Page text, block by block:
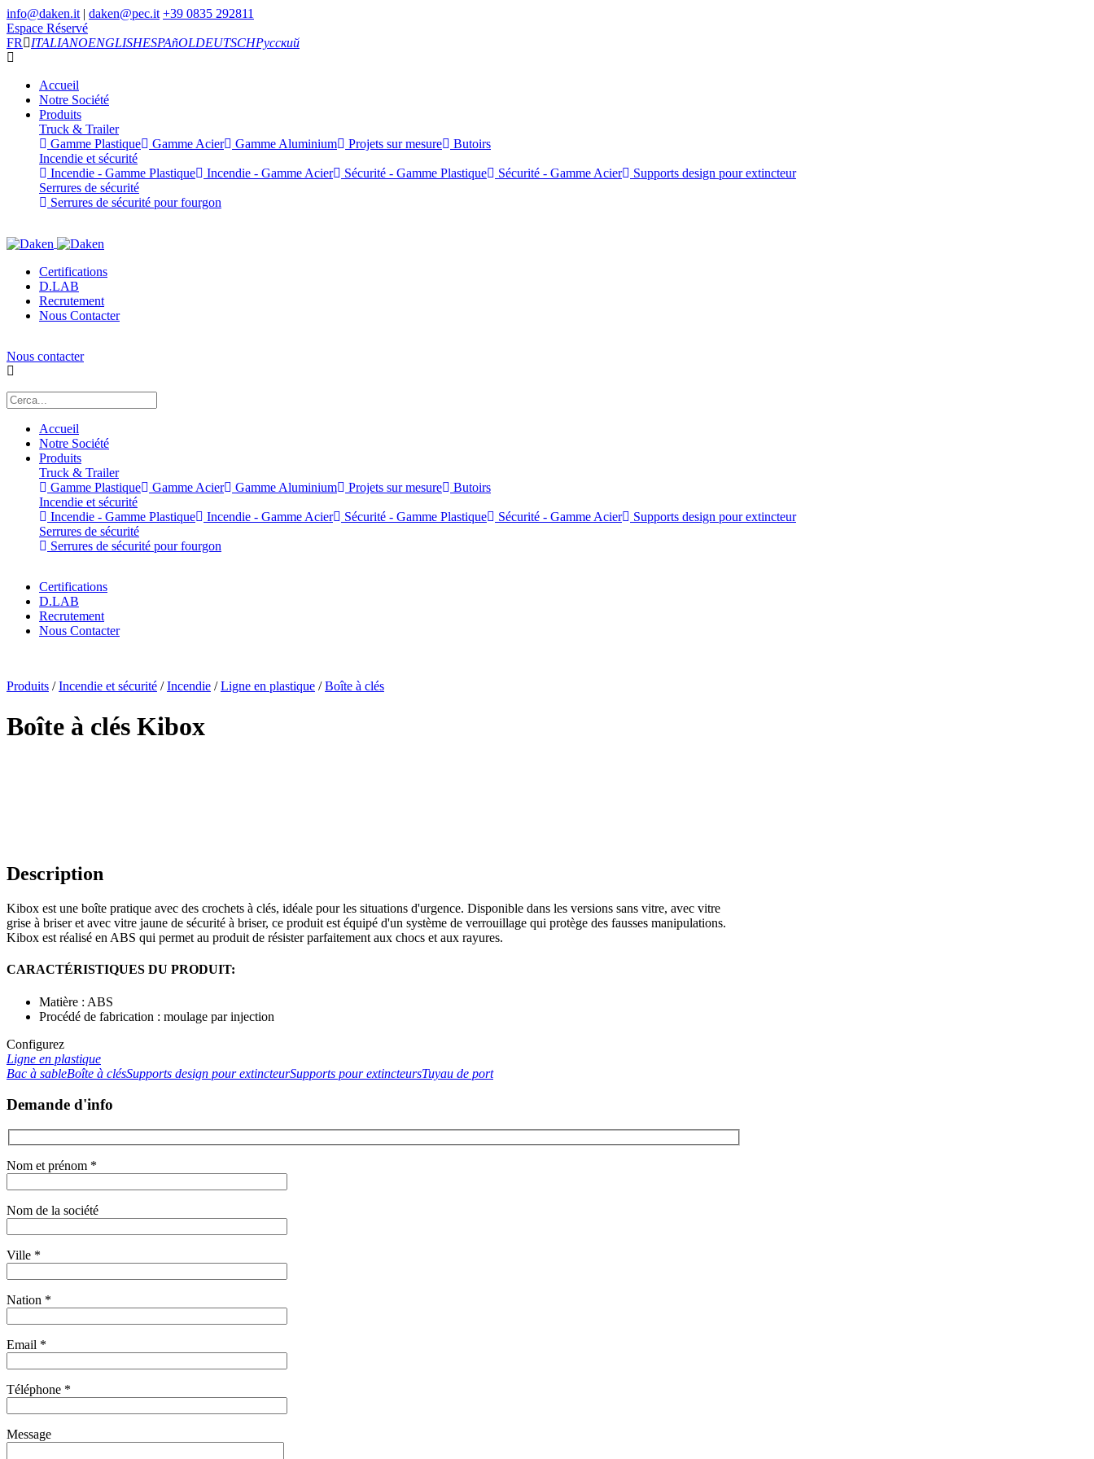
info@daken.it | daken@pec.it +39 0835 292811
Espace Réservé
FR
ITALIANOENGLISHESPAñOLDEUTSCHРусский
Accueil
Notre Société
Produits
Truck & Trailer
Gamme Plastique
Gamme Acier Gamme Aluminium Projets sur mesure
Butoirs
Incendie et sécurité
Incendie - Gamme Plastique
Incendie - Gamme Acier Sécurité - Gamme Plastique Sécurité - Gamme Acier
Supports design pour extincteur
Serrures de sécurité
Serrures de sécurité pour fourgon
Certifications
D.LAB
Recrutement
Nous Contacter
Nous contacter
Accueil
Notre Société
Produits
Truck & Trailer
Gamme Plastique
Gamme Acier Gamme Aluminium Projets sur mesure
Butoirs
Incendie et sécurité
Incendie - Gamme Plastique
Incendie - Gamme Acier Sécurité - Gamme Plastique Sécurité - Gamme Acier
Supports design pour extincteur
Serrures de sécurité
Serrures de sécurité pour fourgon
Certifications
D.LAB
Recrutement
Nous Contacter
Produits /Incendie et sécurité /Incendie /Ligne en plastique /Boîte à clés
Boîte à clés Kibox
Description
Kibox est une boîte pratique avec des crochets à clés, idéale pour les situations d'urgence. Disponible dans les versions sans vitre, avec vitre
grise à briser et avec vitre jaune de sécurité à briser, ce produit est équipé d'un système de verrouillage qui protège des fausses manipulations.
Kibox est réalisé en ABS qui permet au produit de résister parfaitement aux chocs et aux rayures.
CARACTÉRISTIQUES DU PRODUIT:
Matière : ABS
Procédé de fabrication : moulage par injection
Configurez
Ligne en plastique
Bac à sableBoîte à clésSupports design pour extincteurSupports pour extincteursTuyau de port
Demande d'info
Nom et prénom *
Nom de la société
Ville *
Nation *
Email *
Téléphone *
Message